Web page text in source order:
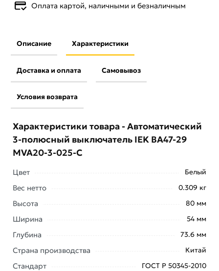
Оплата картой, наличными и безналичным
Описание Характеристики
Доставка и оплата Самовывоз
Условия возврата
Условия доставки и цены на товар Автоматический 3-
из категории
выключатели
действительны в Москве и области.
Наши профессиональные менеджеры обработают
заказ и свяжутся с Вами для согласования условий
Характеристики товара - Автоматический
3-полюсный выключатель IEK ВА47-29
MVA20-3-025-C
Цвет Белый
Вес нетто 0.309 кг
Высота 80 мм
Ширина 54 мм
Глубина 73.6 мм
Страна производства Китай
Стандарт ГОСТ Р 50345-2010